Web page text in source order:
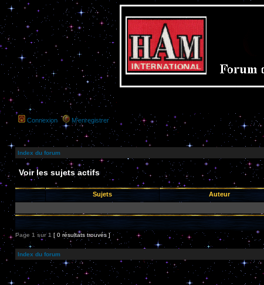
Connexion M’enregistrer
Index du forum
Voir les sujets actifs
Sujets Auteur
Page 1 sur1 [ 0 résultats trouvés ]
Index du forum